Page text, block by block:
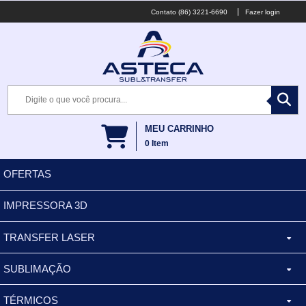
(86) 3221-6690 Fazer login
MEU CARRINHO
0 Item
OFERTAS
IMPRESSORA 3D
TRANSFER LASER
CANECA ALUMINIO
BALDES
SUBLIMAÇÃO
XÍCARA
TÉRMICOS